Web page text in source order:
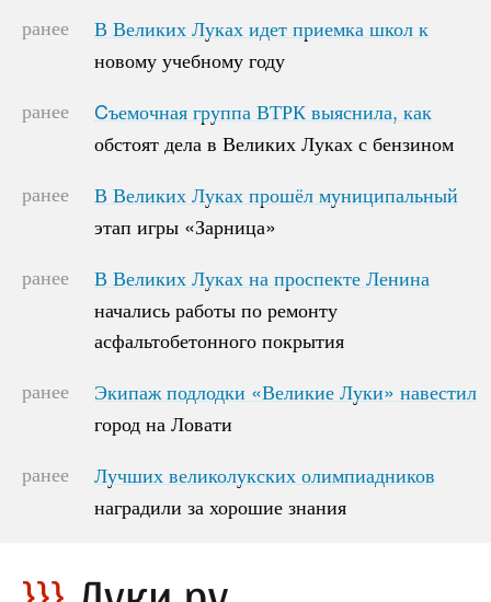
ранее
В Великих Луках идет приемка школ к
новому учебному году
В Великих Луках идет приемка школ к
новому учебному году
ранее
Cъемочная группа ВТРК выяснила, как
обстоят дела в Великих Луках с бензином
Cъемочная группа ВТРК выяснила, как
обстоят дела в Великих Луках с бензином
ранее
В Великих Луках прошёл муниципальный
этап игры «Зарница»
В Великих Луках прошёл муниципальный
этап игры «Зарница»
ранее
В Великих Луках на проспекте Ленина
начались работы по ремонту
асфальтобетонного покрытия
В Великих Луках на проспекте Ленина
начались работы по ремонту
асфальтобетонного покрытия
ранее
Экипаж подлодки «Великие Луки» навестил
город на Ловати
Экипаж подлодки «Великие Луки» навестил
город на Ловати
ранее
Лучших великолукских олимпиадников
наградили за хорошие знания
Лучших великолукских олимпиадников
наградили за хорошие знания